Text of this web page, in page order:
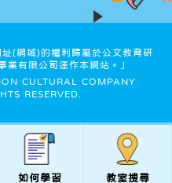
如何學習 教室搜尋
(網域)的權利歸屬於公文教育研
業有限公司運作本網站。」
CULTURAL COMPANY
RESERVED.